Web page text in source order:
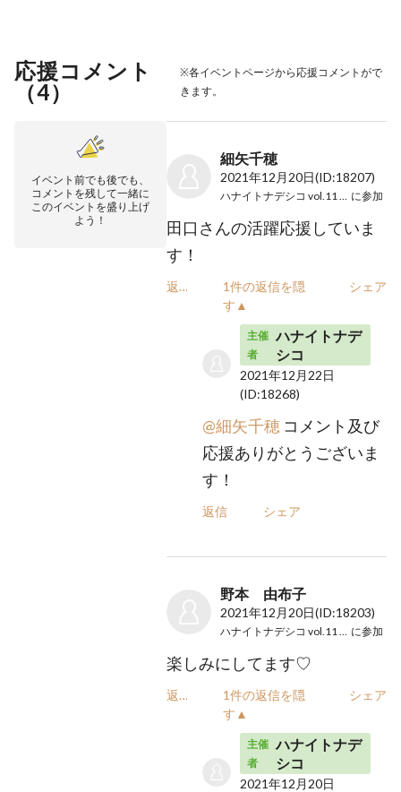
応援コメント
（4）
※各イベントページから応援コメントがで
きます。
イベント前でも後でも、
コメントを残して一緒に
このイベントを盛り上げ
よう！
細矢千穂
2021年12月20日(ID:18207)
に参加
田口さんの活躍応援していま
す！
返信
1件の返信を隠
す▲
シェア
主催
者
ハナイトナデ
シコ
2021年12月22日
(ID:18268)
@細矢千穂 コメント及び
応援ありがとうございま
す！
返信 シェア
野本 由布子
2021年12月20日(ID:18203)
に参加
楽しみにしてます♡
返信
1件の返信を隠
す▲
シェア
主催
者
ハナイトナデ
シコ
2021年12月20日